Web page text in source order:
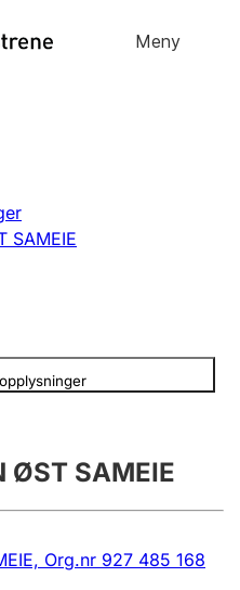
Meny
SAMEIE
ØST SAMEIE
Org.nr 927 485 168